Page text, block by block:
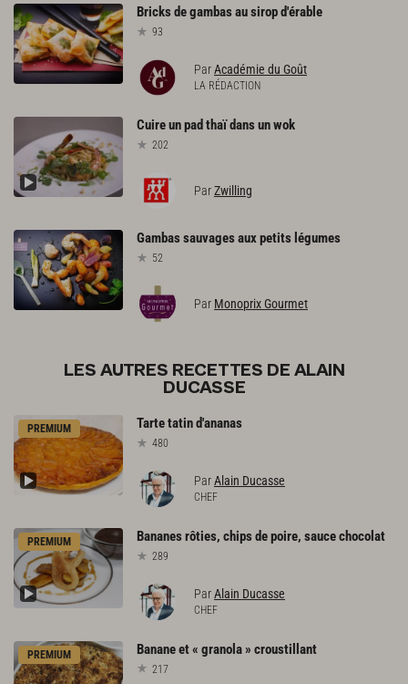
Bricksdegambasausiropd'érable
93
ParAcadémie du Goût
LA RÉDACTION
Cuireunpad thaïdansunwok
202
ParZwilling
Gambassauvagesauxpetits légumes
52
Par Monoprix Gourmet
LES AUTRES RECETTES DE ALAIN
DUCASSE
PREMIUM Tartetatind'ananas
480
ParAlain Ducasse
CHEF
PREMIUM Bananesrôties, chipsdepoire, saucechocolat
289
ParAlain Ducasse
CHEF
PREMIUM Bananeet« granola» croustillant
217